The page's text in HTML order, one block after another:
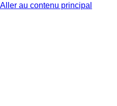
Aller au contenu principal